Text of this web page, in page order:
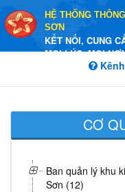
HỆ THỐNG
SƠN
KẾT NỐI, CUNG
MỌI LÚC, MỌI NƠI
CƠ
Ban quản lý khu
Sơn (12)